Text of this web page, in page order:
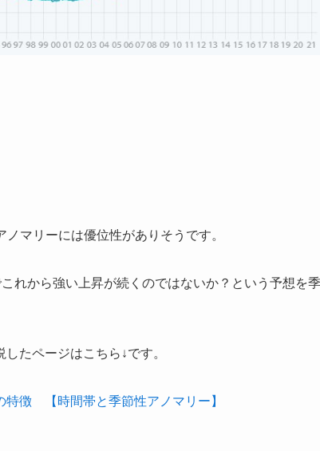
マリーには優位性がありそうです。
れから強い上昇が続くのではないか？という予想を季
たページはこちら↓です。
特徴 【時間帯と季節性アノマリー】